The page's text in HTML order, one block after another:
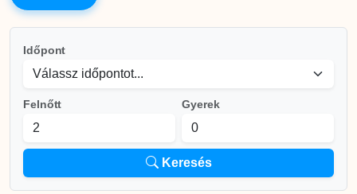
Időpont
Felnőtt Gyerek
Keresés